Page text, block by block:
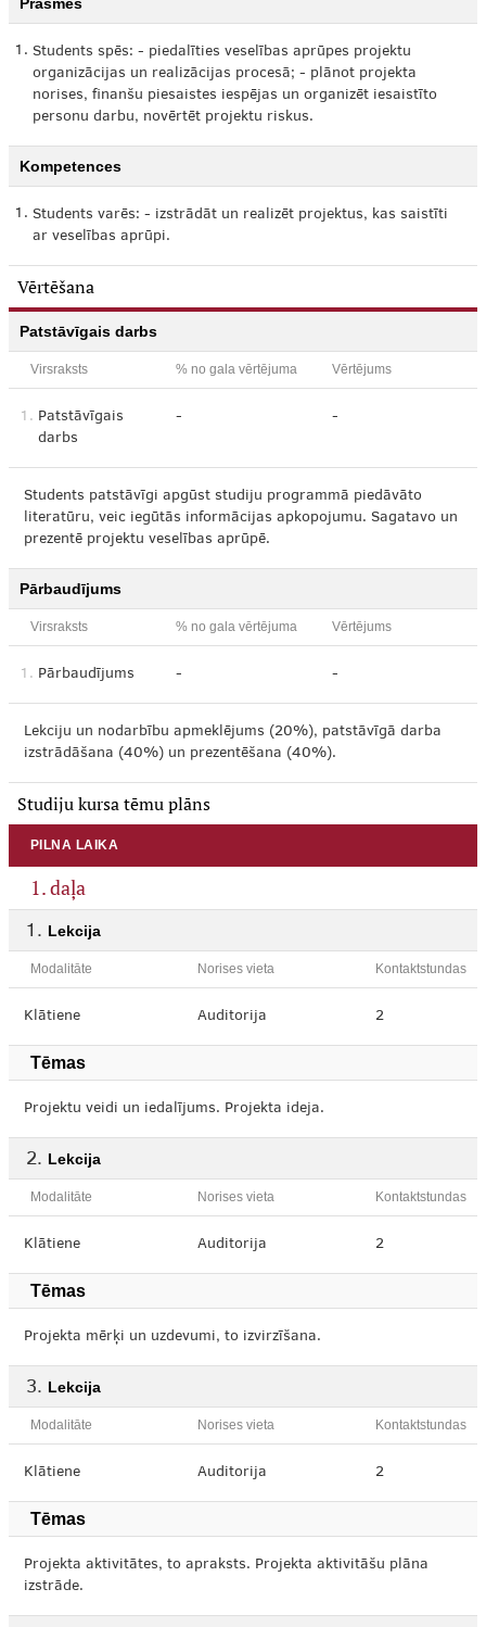
1. Students spēs: - piedalīties veselības aprūpes projektu
organizācijas un realizācijas procesā; - plānot projekta
norises, finanšu piesaistes iespējas un organizēt iesaistīto
personu darbu, novērtēt projektu riskus.
Kompetences
1. Students varēs: - izstrādāt un realizēt projektus, kas saistīti
ar veselības aprūpi.
Vērtēšana
Patstāvīgais darbs
Virsraksts % no gala vērtējuma Vērtējums
1. Patstāvīgais
darbs
- -
Students patstāvīgi apgūst studiju programmā piedāvāto
literatūru, veic iegūtās informācijas apkopojumu. Sagatavo un
prezentē projektu veselības aprūpē.
Pārbaudījums
Virsraksts % no gala vērtējuma Vērtējums
1. Pārbaudījums - -
Lekciju un nodarbību apmeklējums (20%), patstāvīgā darba
izstrādāšana (40%) un prezentēšana (40%).
Studiju kursa tēmu plāns
PILNA LAIKA
1. daļa
Lekcija
Modalitāte Norises vieta Kontaktstundas
Klātiene Auditorija 2
Tēmas
Projektu veidi un iedalījums. Projekta ideja.
Lekcija
Modalitāte Norises vieta Kontaktstundas
Klātiene Auditorija 2
Tēmas
Projekta mērķi un uzdevumi, to izvirzīšana.
Lekcija
Modalitāte Norises vieta Kontaktstundas
Klātiene Auditorija 2
Tēmas
Projekta aktivitātes, to apraksts. Projekta aktivitāšu plāna
izstrāde.